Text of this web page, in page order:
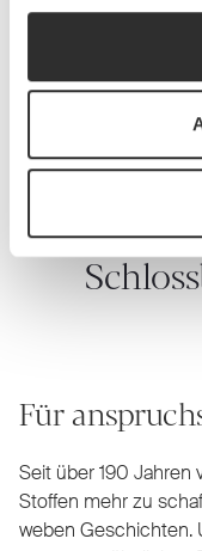
Für
Seit über 190 Jahren
Stoffen mehr zu
weben Geschichten.